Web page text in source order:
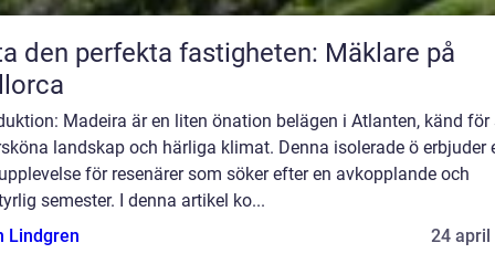
den perfekta fastigheten: Mäklare på
Madeira är en liten önation belägen i Atlanten, känd för
landskap och härliga klimat. Denna isolerade ö erbjuder
för resenärer som söker efter en avkopplande och
semester. I denna artikel ko...
Lindgren
24 april